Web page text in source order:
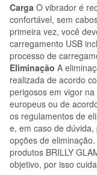
Carga O vibrador é
confortável, sem
primeira vez, você
carregamento USB
processo de
Eliminação A
realizada de acordo
perigosos em vigor
europeus ou de
os regulamentos de
e, em caso de
opções de eliminação.
produtos BRILLY
objetivo, por isso